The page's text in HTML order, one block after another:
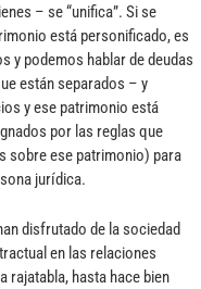
– se “unifica”. Si se
está personificado, es
y podemos hablar de deudas
están separados – y
y ese patrimonio está
por las reglas que
sobre ese patrimonio) para
jurídica.
disfrutado de la sociedad
en las relaciones
rajatabla, hasta hace bien